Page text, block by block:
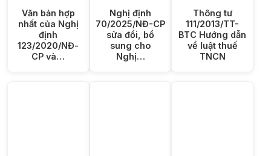
Văn bản hợp
nhất của Nghị
định
123/2020/NĐ-
CP và…
Nghị định
70/2025/NĐ-CP
sửa đổi, bổ
sung cho
Nghị…
Thông tư
111/2013/TT-
BTC Hướng dẫn
về luật thuế
TNCN